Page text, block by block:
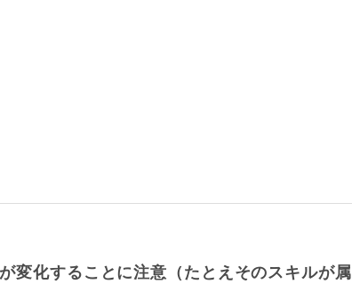
変化することに注意（たとえそのスキルが属